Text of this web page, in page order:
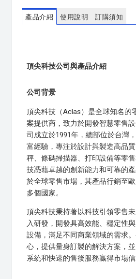
產品介紹 使用說明 訂購須知
頂尖科技公司與產品介紹
公司背景
頂尖科技（Aclas）是全球知名的
案提供商，致力於開發智慧零售
司成立於1991年，總部位於台灣
富經驗，專注於設計與製造高品
秤、條碼掃描器、打印設備等零
技憑藉卓越的創新能力和可靠的
於全球零售市場，其產品行銷至
多個國家。
頂尖科技秉持著以科技引領零售
入研發，開發具高效能、穩定性
設備，滿足不同商業領域的需求
心，提供量身訂製的解決方案，
系統和快速的售後服務贏得市場信